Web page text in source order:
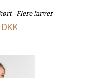
- Flere farver